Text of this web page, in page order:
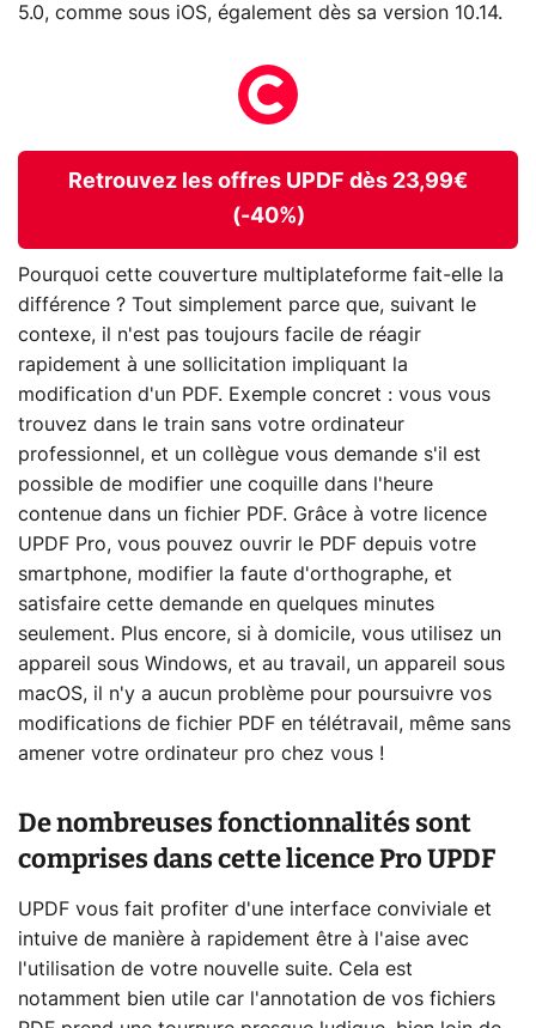
5.0, comme sous iOS, également dès sa version 10.14.
Retrouvez les offres UPDF dès 23,99€
(-40%)
Pourquoi cette couverture multiplateforme fait-elle la
différence ? Tout simplement parce que, suivant le
contexe, il n'est pas toujours facile de réagir
rapidement à une sollicitation impliquant la
modification d'un PDF. Exemple concret : vous vous
trouvez dans le train sans votre ordinateur
professionnel, et un collègue vous demande s'il est
possible de modifier une coquille dans l'heure
contenue dans un fichier PDF. Grâce à votre licence
UPDF Pro, vous pouvez ouvrir le PDF depuis votre
smartphone, modifier la faute d'orthographe, et
satisfaire cette demande en quelques minutes
seulement. Plus encore, si à domicile, vous utilisez un
appareil sous Windows, et au travail, un appareil sous
macOS, il n'y a aucun problème pour poursuivre vos
modifications de fichier PDF en télétravail, même sans
amener votre ordinateur pro chez vous !
De nombreuses fonctionnalités sont
comprises dans cette licence Pro UPDF
UPDF vous fait profiter d'une interface conviviale et
intuive de manière à rapidement être à l'aise avec
l'utilisation de votre nouvelle suite. Cela est
notamment bien utile car l'annotation de vos fichiers